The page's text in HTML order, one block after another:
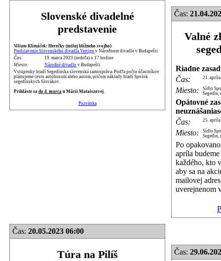
Slovenské divadelné
predstavenie
Viliam Klimáček: Herečky (miluj blížneho svojho)
Predstavenie Slovenského divadla Vertigo v Národnom divadle v Budapešti
Čas:
19. marca 2023 (nedeľa) o 17 hodine
Miesto:
Národné divadlo v Budapešti
Vstupenky hradí Segedínska slovenská samospráva. Podľa počtu účastníkov
plánujeme cestu autobusom alebo autom, pričom náklady hradí Spolok
segedínskych Slovákov.
Prihláste sa do 4. marca u Márii Mataiszovej.
Pozvánka
Čas:
Valné
Riadne
Čas:
21.
Miesto:
Sídlo
Segedín,
Opätovné
Čas:
25.
Miesto:
Sídlo
Segedín,
Po
apríla
každého, kto
aby sa na
mailovej
uverejnenom
Čas: 20.05.2023 06:00
Túra na Pilíš Čas: